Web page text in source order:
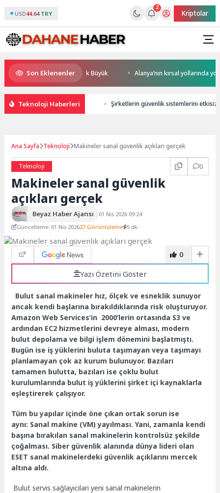
USD44.64 TRY
2
Kriptolar
Son Eklenenler
Rekabet Potansiyeli Çok Büyük Alanya’nın kırsal yollarında yoğun
Teknoloji Haberleri Şirketlerin güvenlik sistemlerini
Ana Sayfa Teknoloji Makineler sanal güvenlik açıkları gerçek
Teknoloji 0
Makineler sanal güvenlik
açıkları gerçek
Beyaz Haber Ajansı
01 Nis 2026 09:24
Güncelleme: 01 Nis 202627 Görüntüleme 5 dk.
0
Yazı Özetini Göster
Bulut sanal makineler hız, ölçek ve esneklik sunuyor
ancak kendi başlarına bırakıldıklarında risk oluşturuyor.
Amazon Web Services’in 2000’lerin ortasında S3 ve
ardından EC2 hizmetlerini devreye alması, modern
bulut depolama ve bilgi işlem dönemini başlatmıştı.
Bugün ise iş yüklerini buluta taşımayan veya taşımayı
planlamayan çok az kurum bulunuyor. Bazıları
tamamen bulutta, bazıları ise çoklu bulut
kurulumlarında bulut iş yüklerini şirket içi kaynaklarla
eşleştirerek çalışıyor.
Tüm bu yapılar içinde öne çıkan ortak sorun ise
aynı: Sanal makine (VM) yayılması. Yani, zamanla kendi
başına bırakılan sanal makinelerin kontrolsüz şekilde
çoğalması. Siber güvenlik alanında dünya lideri olan
ESET sanal makinelerdeki güvenlik açıklarını mercek
altına aldı.
Bulut servis sağlayıcıları yeni sanal makinelerin